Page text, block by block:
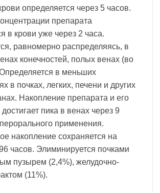
определяется через 5 часов.
препарата
в крови уже через 2 часа.
равномерно распределяясь, в
конечностей, полых венах (во
в меньших
в почках, легких, печени и других
Накопление препарата и его
пика в венах через 9
применения.
накопление сохраняется на
часов. Элиминируется почками
пузырем (2,4%), желудочно-
(11%).